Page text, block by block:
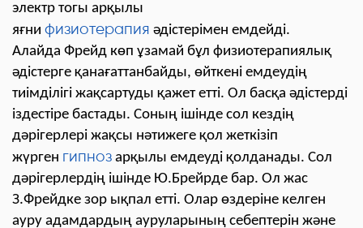
электр тогы арқылы
яғни физиотерапия әдістерімен емдейді.
Алайда Фрейд көп ұзамай бұл физиотерапиялық
әдістерге қанағаттанбайды, өйткені емдеудің
тиімділігі жақсартуды қажет етті. Ол басқа әдістерді
іздестіре бастады. Соның ішінде сол кездің
дәрігерлері жақсы нәтижеге қол жеткізіп
жүрген гипноз арқылы емдеуді қолданады. Сол
дәрігерлердің ішінде Ю.Брейрде бар. Ол жас
З.Фрейдке зор ықпал етті. Олар өздеріне келген
ауру адамдардың ауруларының себептерін және